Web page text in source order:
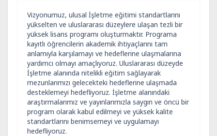
Vizyonumuz, ulusal İşletme eğitimi standartlarını
yükselten ve uluslararası düzeylere ulaşan tezli bir
yüksek lisans programı oluşturmaktır. Programa
kayıtlı öğrencilerin akademik ihtiyaçlarını tam
anlamıyla karşılamayı ve hedeflerine ulaşmalarına
yardımcı olmayı amaçlıyoruz. Uluslararası düzeyde
İşletme alanında nitelikli eğitim sağlayarak
mezunlarımızı gelecekteki hedeflerine ulaşmada
desteklemeyi hedefliyoruz. İşletme alanındaki
araştırmalarımız ve yayınlarımızla saygın ve öncü bir
program olarak kabul edilmeyi ve yüksek kalite
standartlarını benimsemeyi ve uygulamayı
hedefliyoruz.